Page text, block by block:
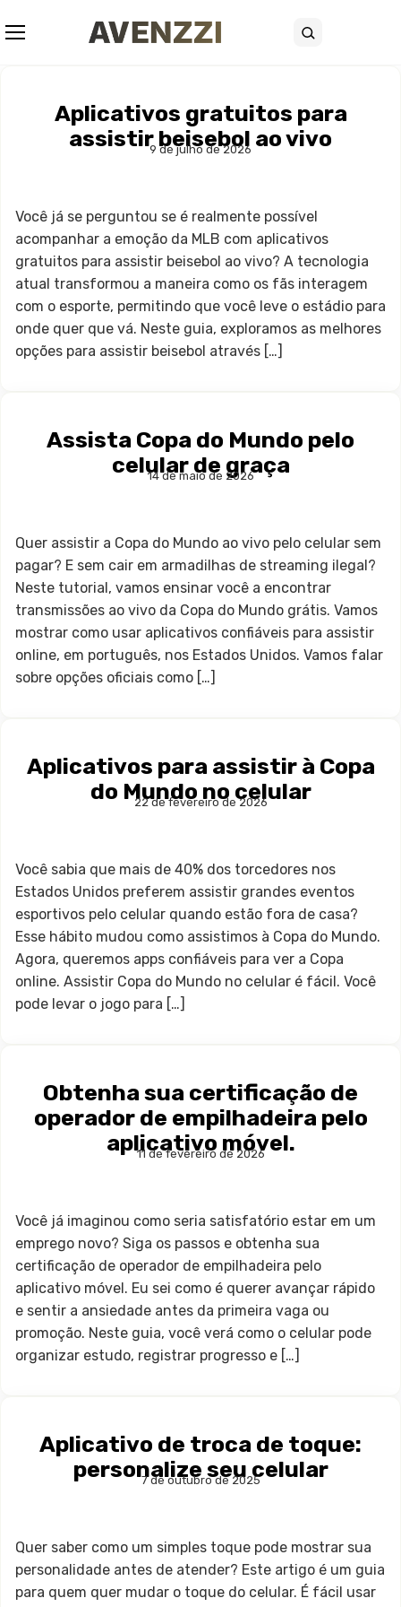
Buscar
Aplicativos gratuitos para
assistir beisebol ao vivo
9 de julho de 2026
Você já se perguntou se é realmente possível
acompanhar a emoção da MLB com aplicativos
gratuitos para assistir beisebol ao vivo? A tecnologia
atual transformou a maneira como os fãs interagem
com o esporte, permitindo que você leve o estádio para
onde quer que vá. Neste guia, exploramos as melhores
opções para assistir beisebol através […]
Assista Copa do Mundo pelo
celular de graça
14 de maio de 2026
Quer assistir a Copa do Mundo ao vivo pelo celular sem
pagar? E sem cair em armadilhas de streaming ilegal?
Neste tutorial, vamos ensinar você a encontrar
transmissões ao vivo da Copa do Mundo grátis. Vamos
mostrar como usar aplicativos confiáveis para assistir
online, em português, nos Estados Unidos. Vamos falar
sobre opções oficiais como […]
Aplicativos para assistir à Copa
do Mundo no celular
22 de fevereiro de 2026
Você sabia que mais de 40% dos torcedores nos
Estados Unidos preferem assistir grandes eventos
esportivos pelo celular quando estão fora de casa?
Esse hábito mudou como assistimos à Copa do Mundo.
Agora, queremos apps confiáveis para ver a Copa
online. Assistir Copa do Mundo no celular é fácil. Você
pode levar o jogo para […]
Obtenha sua certificação de
operador de empilhadeira pelo
aplicativo móvel.
11 de fevereiro de 2026
Você já imaginou como seria satisfatório estar em um
emprego novo? Siga os passos e obtenha sua
certificação de operador de empilhadeira pelo
aplicativo móvel. Eu sei como é querer avançar rápido
e sentir a ansiedade antes da primeira vaga ou
promoção. Neste guia, você verá como o celular pode
organizar estudo, registrar progresso e […]
Aplicativo de troca de toque:
personalize seu celular
7 de outubro de 2025
Quer saber como um simples toque pode mostrar sua
personalidade antes de atender? Este artigo é um guia
para quem quer mudar o toque do celular. É fácil usar